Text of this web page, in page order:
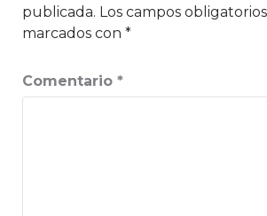
publicada. Los campos
marcados con *
Comentario *